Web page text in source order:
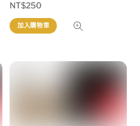
NT$250
加入購物車